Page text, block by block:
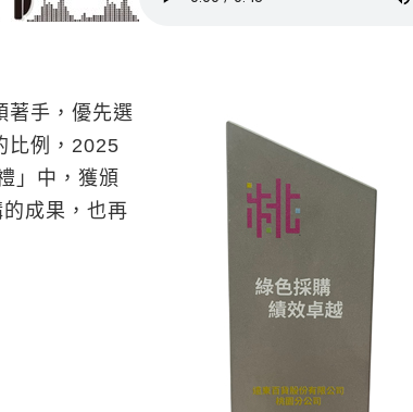
手，優先選
比例，2025
」中，獲頒
成果，也再